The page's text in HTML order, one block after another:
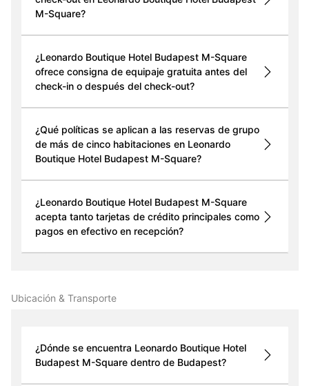
M-Square?
¿Leonardo Boutique Hotel Budapest M-Square
ofrece consigna de equipaje gratuita antes del
check-in o después del check-out?
¿Qué políticas se aplican a las reservas de grupo
de más de cinco habitaciones en Leonardo
Boutique Hotel Budapest M-Square?
¿Leonardo Boutique Hotel Budapest M-Square
acepta tanto tarjetas de crédito principales como
pagos en efectivo en recepción?
Ubicación & Transporte
¿Dónde se encuentra Leonardo Boutique Hotel
Budapest M-Square dentro de Budapest?